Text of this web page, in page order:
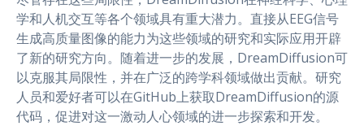
学和人机交互等各个领域具有重大潜力。直接从EEG信号
生成高质量图像的能力为这些领域的研究和实际应用开辟
了新的研究方向。随着进一步的发展，DreamDiffusion可
以克服其局限性，并在广泛的跨学科领域做出贡献。研究
人员和爱好者可以在GitHub上获取DreamDiffusion的源
代码，促进对这一激动人心领域的进一步探索和开发。